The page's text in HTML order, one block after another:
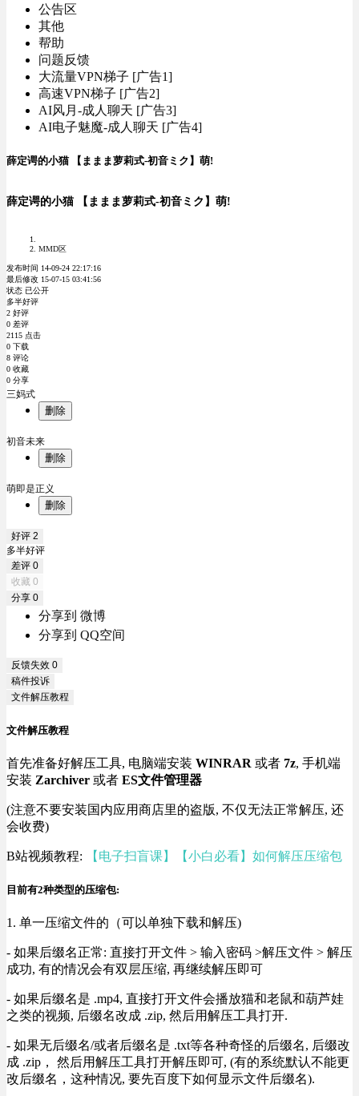
公告区
其他
帮助
问题反馈
大流量VPN梯子 [广告1]
高速VPN梯子 [广告2]
AI风月-成人聊天 [广告3]
AI电子魅魔-成人聊天 [广告4]
薛定谔的小猫 【ままま萝莉式-初音ミク】萌!
薛定谔的小猫 【ままま萝莉式-初音ミク】萌!
MMD区
发布时间 14-09-24 22:17:16
最后修改 15-07-15 03:41:56
状态 已公开
多半好评
2 好评
0 差评
2115 点击
0 下载
8 评论
0 收藏
0 分享
三妈式
删除
初音未来
删除
萌即是正义
删除
好评 2
多半好评
差评 0
收藏 0
分享 0
分享到 微博
分享到 QQ空间
反馈失效 0
稿件投诉
文件解压教程
文件解压教程
首先准备好解压工具, 电脑端安装 WINRAR 或者 7z, 手机端
安装 Zarchiver 或者 ES文件管理器
(注意不要安装国内应用商店里的盗版, 不仅无法正常解压, 还
会收费)
B站视频教程: 【电子扫盲课】【小白必看】如何解压压缩包
目前有2种类型的压缩包:
1. 单一压缩文件的（可以单独下载和解压)
- 如果后缀名正常: 直接打开文件 > 输入密码 >解压文件 > 解压
成功, 有的情况会有双层压缩, 再继续解压即可
- 如果后缀名是 .mp4, 直接打开文件会播放猫和老鼠和葫芦娃
之类的视频, 后缀名改成 .zip, 然后用解压工具打开.
- 如果无后缀名/或者后缀名是 .txt等各种奇怪的后缀名, 后缀改
成 .zip， 然后用解压工具打开解压即可, (有的系统默认不能更
改后缀名，这种情况, 要先百度下如何显示文件后缀名).